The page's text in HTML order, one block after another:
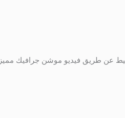
عن طريق فيديو موشن جرافيك مميز